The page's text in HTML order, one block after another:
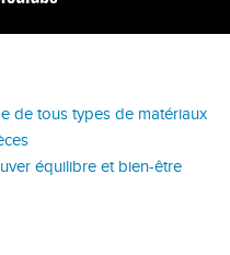
de tous types de matériaux
équilibre et bien-être